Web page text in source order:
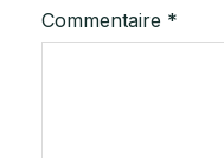
Commentaire *